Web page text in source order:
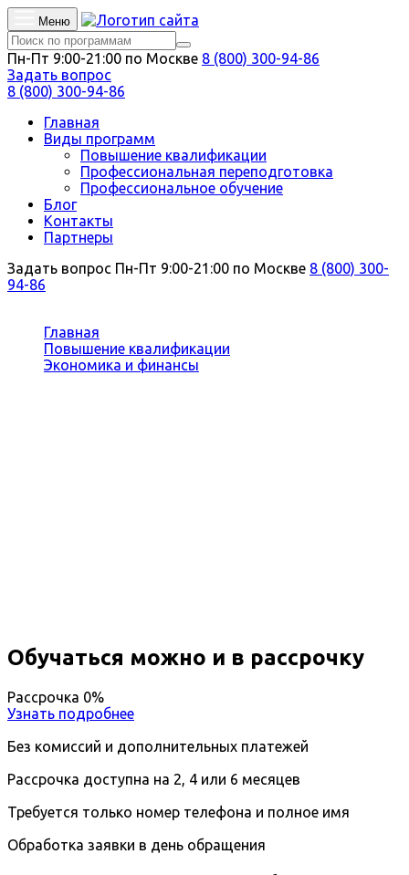
Меню
Пн-Пт 9:00-21:00 по Москве 8 (800) 300-94-86
Задать вопрос
8 (800) 300-94-86
Главная
Виды программ
Повышение квалификации
Профессиональная переподготовка
Профессиональное обучение
Блог
Контакты
Партнеры
Задать вопрос Пн-Пт 9:00-21:00 по Москве 8 (800) 300-
94-86
Главная
Повышение квалификации
Экономика и финансы
Обучаться можно и в рассрочку
Рассрочка 0%
Узнать подробнее
Без комиссий и дополнительных платежей
Рассрочка доступна на 2, 4 или 6 месяцев
Требуется только номер телефона и полное имя
Обработка заявки в день обращения